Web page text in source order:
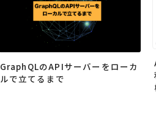
GraphQLのAPIサーバーをローカ
ルで立てるまで